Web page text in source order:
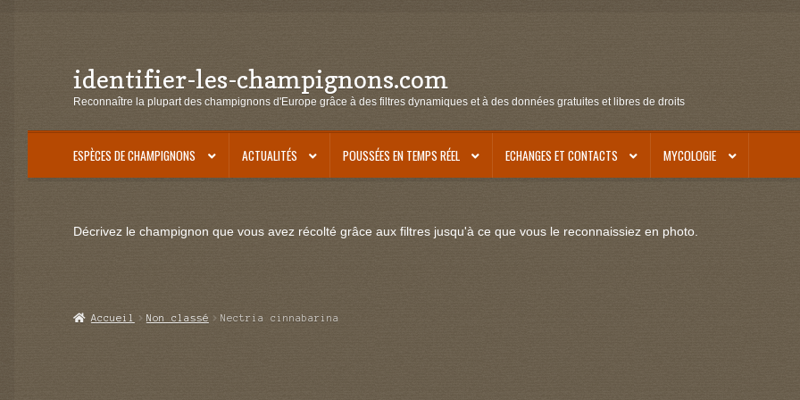
Aller
à
navigation
Aller
au
identifier-les-champignons.com
Reconnaître la plupart des champignons d'Europe grâce à des filtres dynamiques et à des données gratuites et libres de droits
ESPÈCES DE CHAMPIGNONS ACTUALITÉS POUSSÉES EN TEMPS RÉEL ECHANGES ET CONTACTS MYCOLOGIE
Décrivez le champignon que vous avez récolté grâce aux filtres jusqu'à ce que vous le reconnaissiez en photo.
Accueil Non classé Nectria cinnabarina